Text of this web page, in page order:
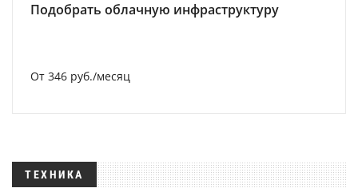
Подобрать облачную инфраструктуру
От 346 руб./месяц
ТЕХНИКА